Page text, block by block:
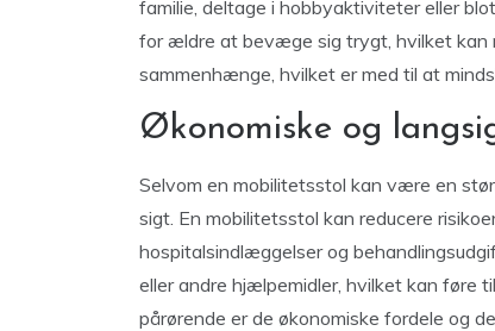
familie, deltage i hobbyaktiviteter eller
for ældre at bevæge sig trygt, hvilket kan
sammenhænge, hvilket er med til at
Økonomiske og
Selvom en mobilitetsstol kan være en
sigt. En mobilitetsstol kan reducere
hospitalsindlæggelser og
eller andre hjælpemidler, hvilket kan føre
pårørende er de økonomiske fordele og